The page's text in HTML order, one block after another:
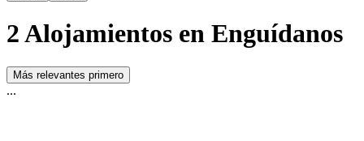
2 Alojamientos en Enguídanos
Más relevantes primero
...